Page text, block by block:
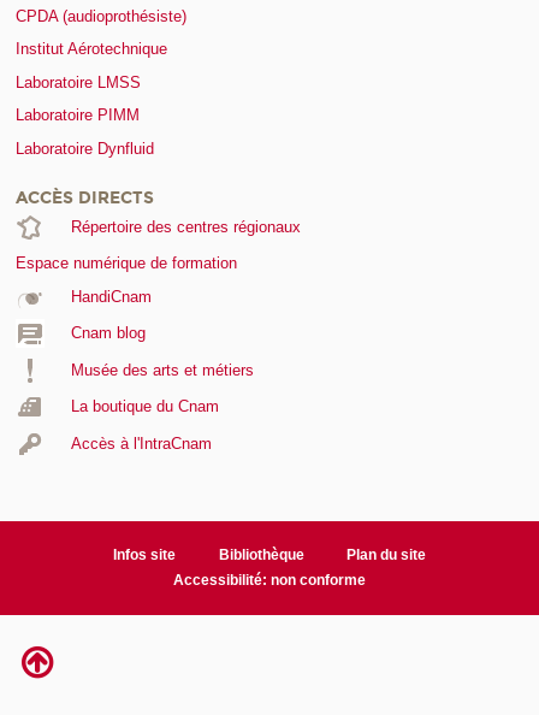
CPDA (audioprothésiste)
Institut Aérotechnique
Laboratoire LMSS
Laboratoire PIMM
Laboratoire Dynfluid
ACCÈS DIRECTS
Répertoire des centres régionaux
Espace numérique de formation
HandiCnam
Cnam blog
Musée des arts et métiers
La boutique du Cnam
Accès à l'IntraCnam
Infos site Bibliothèque
Plan du site
Accessibilité: non conforme